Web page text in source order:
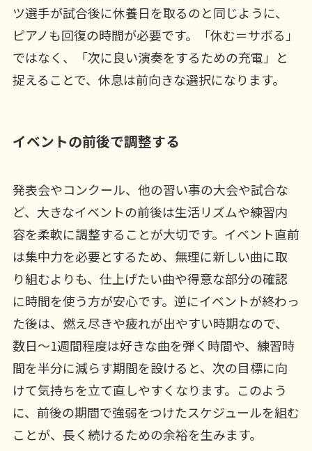
ツ選手が試合後に休養日を取るのと同じように、
ピアノも回復の時間が必要です。「休む＝サボる」
ではなく、「次に良い演奏をするための充電」と
捉えることで、休息は前向きな選択になります。
イベントの前後で調整する
発表会やコンクール、他の習い事の大会や試合な
ど、大きなイベントの前後は生活リズムや練習内
容を柔軟に調整することが大切です。イベント直前
は集中力を必要とするため、無理に新しい曲に取
り組むよりも、仕上げたい曲や得意な部分の確認
に時間を使う方が安心です。逆にイベントが終わっ
た後は、燃え尽きや疲れが出やすい時期なので、
数日〜1週間程度は好きな曲を弾く時間や、練習時
間を半分に減らす期間を設けると、次の目標に向
けて気持ちを立て直しやすくなります。このよう
に、前後の期間で強弱をつけたスケジュールを組む
ことが、長く続けるための余裕を生みます。